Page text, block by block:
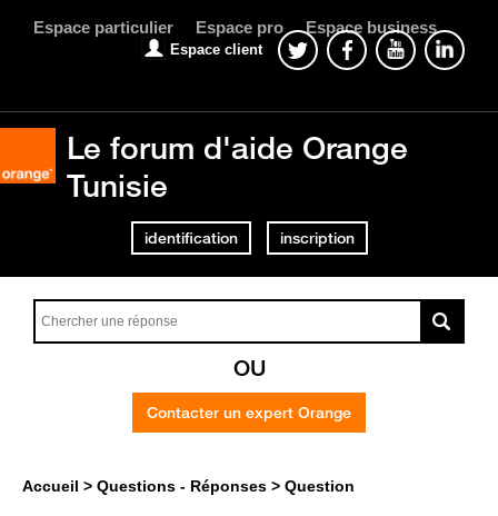
Espace particulier Espace pro Espace business
Espace client
Le forum d'aide Orange
Tunisie
identification inscription
OU
Contacter un expert Orange
Accueil Questions - Réponses Question